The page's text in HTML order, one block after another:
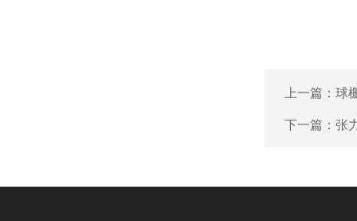
上一篇： 球
下一篇： 张